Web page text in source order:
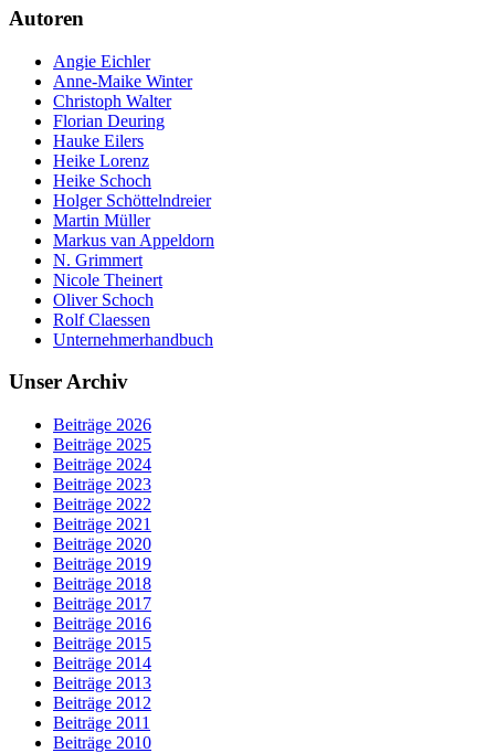
Autoren
Angie Eichler
Anne-Maike Winter
Christoph Walter
Florian Deuring
Hauke Eilers
Heike Lorenz
Heike Schoch
Holger Schöttelndreier
Martin Müller
Markus van Appeldorn
N. Grimmert
Nicole Theinert
Oliver Schoch
Rolf Claessen
Unternehmerhandbuch
Unser Archiv
Beiträge 2026
Beiträge 2025
Beiträge 2024
Beiträge 2023
Beiträge 2022
Beiträge 2021
Beiträge 2020
Beiträge 2019
Beiträge 2018
Beiträge 2017
Beiträge 2016
Beiträge 2015
Beiträge 2014
Beiträge 2013
Beiträge 2012
Beiträge 2011
Beiträge 2010